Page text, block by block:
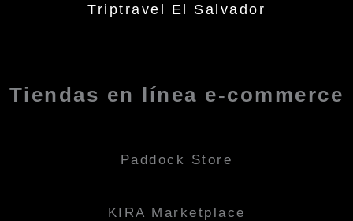
Triptravel El Salvador
Tiendas en línea e-commerce
Paddock Store
KIRA Marketplace